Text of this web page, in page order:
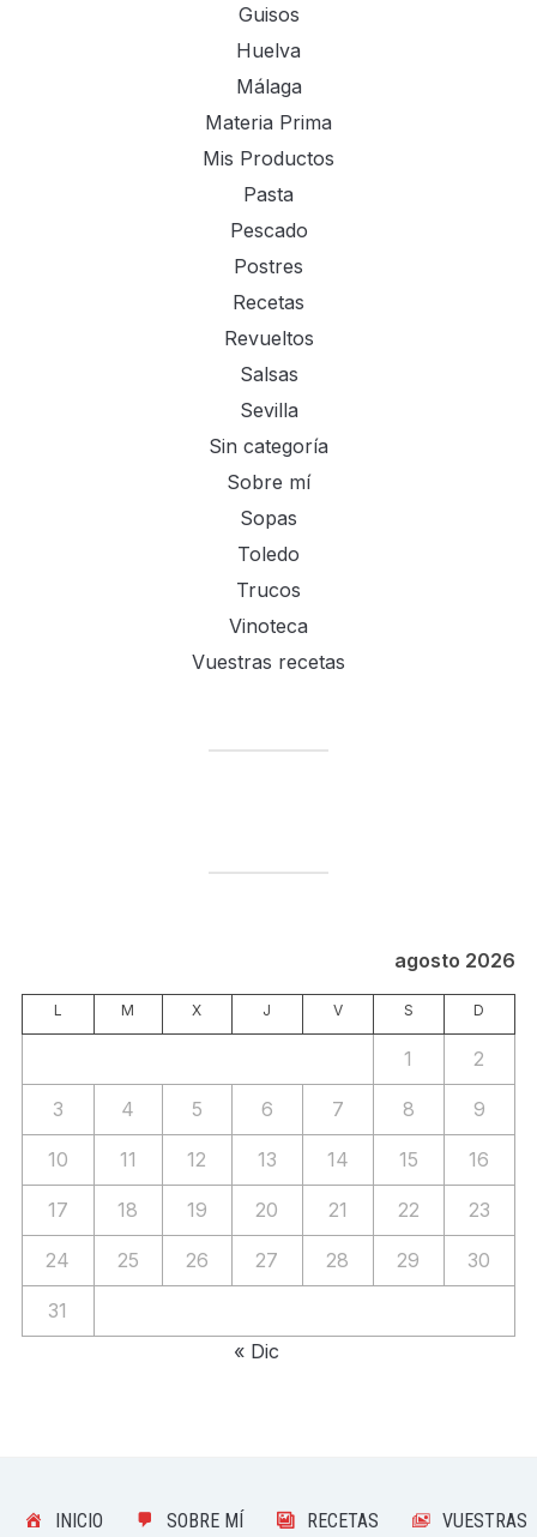
Guisos
Huelva
Málaga
Materia Prima
Mis Productos
Pasta
Pescado
Postres
Recetas
Revueltos
Salsas
Sevilla
Sin categoría
Sobre mí
Sopas
Toledo
Trucos
Vinoteca
Vuestras recetas
agosto 2026
L M X J V S D
1 2
3 4 5 6 7 8 9
10 11 12 13 14 15 16
17 18 19 20 21 22 23
24 25 26 27 28 29 30
31
« Dic
INICIO SOBRE MÍ RECETAS VUESTRAS